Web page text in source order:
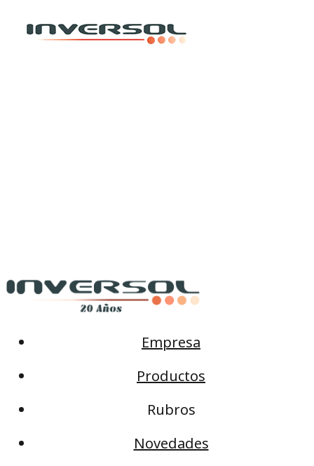
Empresa
Productos
Rubros
Novedades